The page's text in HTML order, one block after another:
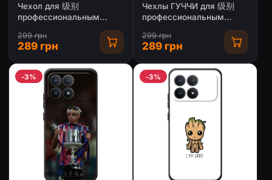
Чехол для 级别
профессиональным
набор щителямиमोксибой
норм F8 Pro - с принтом
БМВ (AlphaPrint)
299 грн
289 грн
Чехлы ГУЧЧИ для 级别
профессиональным
набор щителямиमोксибой
норм F8 Pro (AlphaPrint)
299 грн
289 грн
-3% -3%